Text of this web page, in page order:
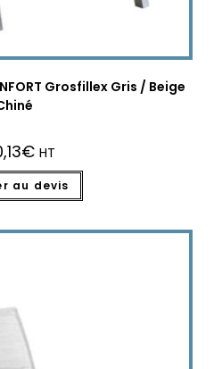
Grosfillex Gris / Beige
€ HT
au devis